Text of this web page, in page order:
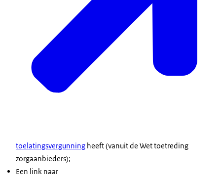
toelatingsvergunning heeft (vanuit de Wet toetreding
zorgaanbieders);
Een link naar